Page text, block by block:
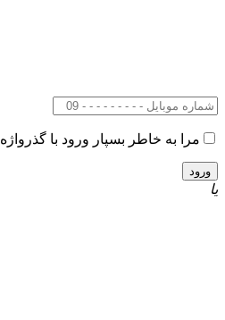
مرا به خاطر بسپار ورود با گذرواژه
یا